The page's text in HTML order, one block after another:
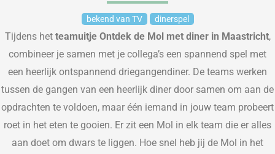
bekend van TV dinerspel
Tijdens het teamuitje Ontdek de Mol met diner in Maastricht,
combineer je samen met je collega’s een spannend spel met
een heerlijk ontspannend driegangendiner. De teams werken
tussen de gangen van een heerlijk diner door samen om aan de
opdrachten te voldoen, maar één iemand in jouw team probeert
roet in het eten te gooien. Er zit een Mol in elk team die er alles
aan doet om dwars te liggen. Hoe snel heb jij de Mol in het